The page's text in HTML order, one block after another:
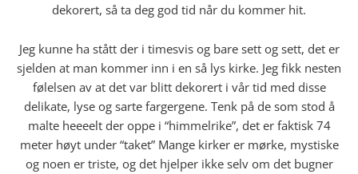
dekorert, så ta deg god tid når du kommer hit.
Jeg kunne ha stått der i timesvis og bare sett og sett, det er
sjelden at man kommer inn i en så lys kirke. Jeg fikk nesten
følelsen av at det var blitt dekorert i vår tid med disse
delikate, lyse og sarte fargergene. Tenk på de som stod å
malte heeeelt der oppe i “himmelrike”, det er faktisk 74
meter høyt under “taket” Mange kirker er mørke, mystiske
og noen er triste, og det hjelper ikke selv om det bugner